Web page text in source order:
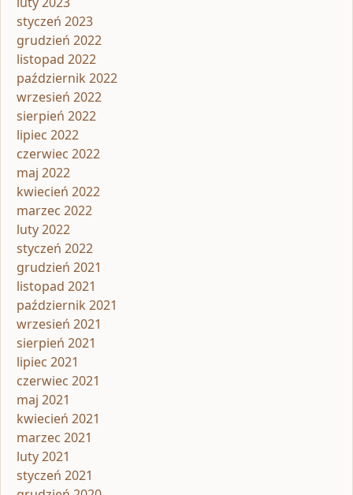
styczeń 2023
grudzień 2022
listopad 2022
październik 2022
wrzesień 2022
sierpień 2022
lipiec 2022
czerwiec 2022
maj 2022
kwiecień 2022
marzec 2022
luty 2022
styczeń 2022
grudzień 2021
listopad 2021
październik 2021
wrzesień 2021
sierpień 2021
lipiec 2021
czerwiec 2021
maj 2021
kwiecień 2021
marzec 2021
luty 2021
styczeń 2021